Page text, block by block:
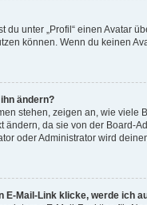
du unter „Profil“ einen Avatar
können. Wenn du keinen
ändern?
stehen, zeigen an, wie
ändern, da sie von der Board-
oder Administrator wird
E-Mail-Link klicke, werde ich